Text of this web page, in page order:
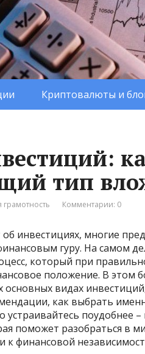
Криптовалюты и
тип
Комментарии: 0
об инвестициях, многие
гуру. На самом
который при
положение. В этом
основных видах
как выбрать
устраивайтесь поудобнее
поможет разобраться в
к финансовой